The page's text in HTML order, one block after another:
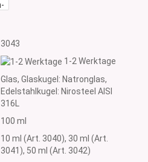
3043
1-2 Werktage
Glas, Glaskugel: Natronglas,
Edelstahlkugel: Nirosteel AISI
316L
100 ml
10 ml (Art. 3040), 30 ml (Art.
3041), 50 ml (Art. 3042)